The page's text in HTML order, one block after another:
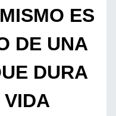
ES
DE UNA
DURA